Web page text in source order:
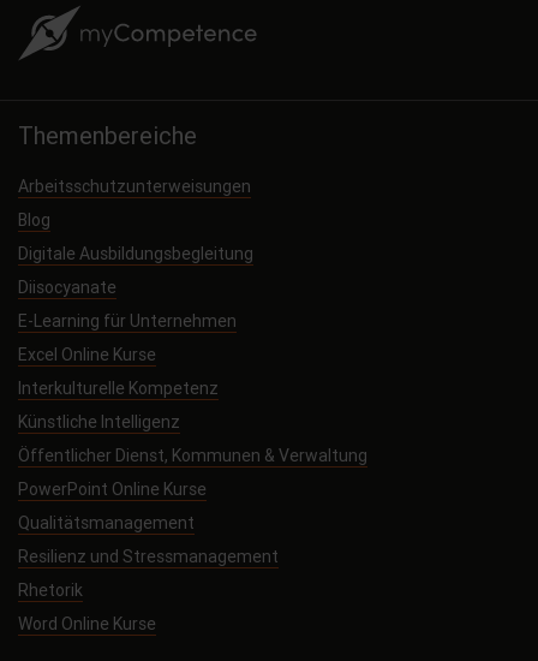
Themenbereiche
Arbeitsschutzunterweisungen
Blog
Digitale Ausbildungsbegleitung
Diisocyanate
E-Learning für Unternehmen
Excel Online Kurse
Interkulturelle Kompetenz
Künstliche Intelligenz
Öffentlicher Dienst, Kommunen & Verwaltung
PowerPoint Online Kurse
Qualitätsmanagement
Resilienz und Stressmanagement
Rhetorik
Word Online Kurse